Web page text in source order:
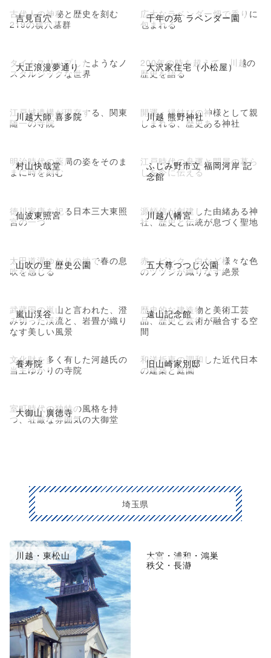
吉見百穴
古代人の神秘と歴史を刻む
219の横穴墓群
千年の苑 ラベンダー園
広大なラベンダー畑で香りに
包まれる
大正浪漫夢通り
タイムスリップしたようなノ
スタルジックな世界
大沢家住宅（小松屋）
200年の時を超えて、川越の
歴史を語る
川越大師 喜多院
江戸城遺構が現存する、関東
随一の寺院
川越 熊野神社
開運・縁結びの神様として親
しまれる、歴史ある神社
村山快哉堂
明治時代の薬局の姿をそのま
まに時を刻む
ふじみ野市立 福岡河岸 記
念館
江戸時代の舟運と問屋の暮ら
しを今に伝える
仙波東照宮
徳川家康を祀る日本三大東照
宮の一つ
川越八幡宮
源頼信が創建した由緒ある神
社、歴史と伝統が息づく聖地
山吹の里 歴史公園
太田道灌ゆかりの地で春の息
吹を感じる
五大尊つつじ公園
赤、ピンク、白など様々な色
のツツジが織りなす絶景
嵐山渓谷
武蔵国の嵐山と言われた、澄
み切った渓流と、岩畳が織り
なす美しい風景
遠山記念館
歴史的な建造物と美術工芸
品、歴史と芸術が融合する空
間
養寿院
文化財を多く有した河越氏の
当主ゆかりの寺院
旧山崎家別邸
和洋折衷の調和した近代日本
の建築と庭園
大御山 廣徳寺
室町時代の独特の風格を持
つ、荘厳な雰囲気の大御堂
埼玉県
川越・東松山
大宮・浦和・鴻巣
秩父・長瀞